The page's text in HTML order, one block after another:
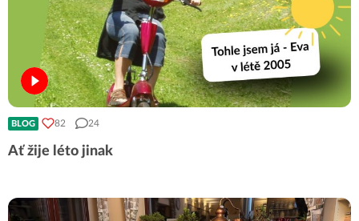
BLOG 82 24
Ať žije léto jinak